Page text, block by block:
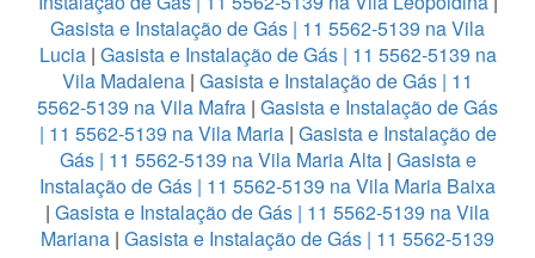
Gasista e Instalação de Gás | 11 5562-5139 na Vila
Lucia| Gasista e Instalação de Gás | 11 5562-5139 na
Vila Madalena | Gasista e Instalação de Gás | 11
5562-5139 na Vila Mafra | Gasista e Instalação de Gás
| 11 5562-5139 na Vila Maria| Gasista e Instalação de
Gás | 11 5562-5139 na Vila Maria Alta| Gasista e
Instalação de Gás | 11 5562-5139 na Vila Maria Baixa
| Gasista e Instalação de Gás | 11 5562-5139 na Vila
Mariana | Gasista e Instalação de Gás | 11 5562-5139